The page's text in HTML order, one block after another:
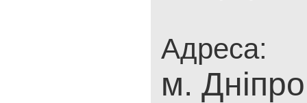
Адреса:
м.